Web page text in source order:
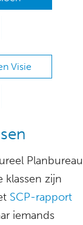
Visie
Planbureau
klassen zijn
SCP-rapport
iemands